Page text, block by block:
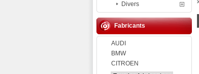
Divers
Fabricants
AUDI
BMW
CITROEN